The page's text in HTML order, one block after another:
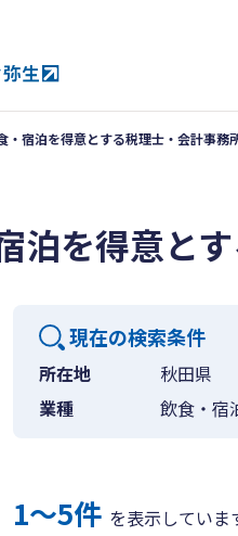
・宿泊を得意とする税理士・会計事務
泊を得意と
現在の検索条件
所在地
秋田県
業種
飲食・宿
1〜5件 を表示していま